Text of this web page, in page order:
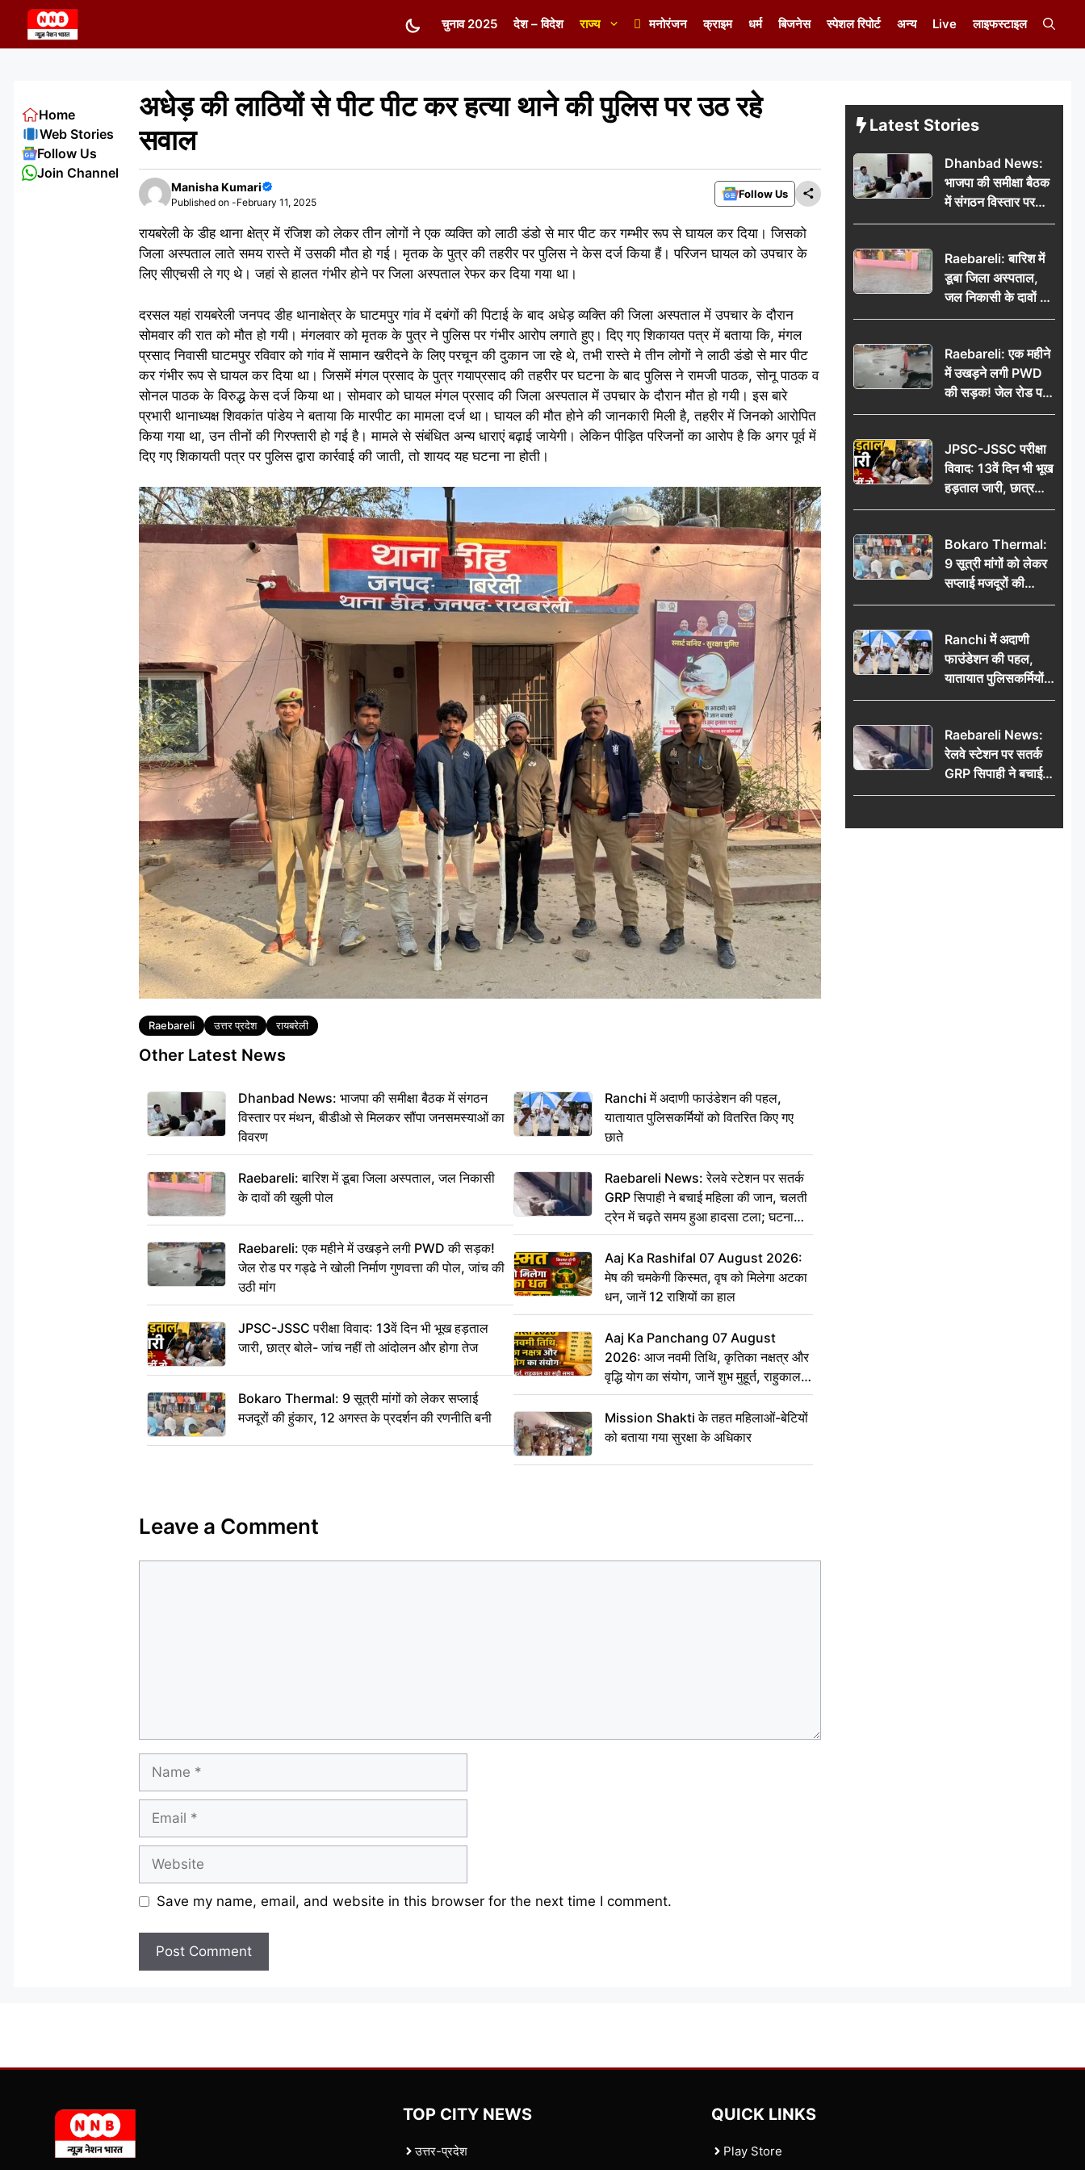
content
चुनाव 2025 देश – विदेश राज्य मनोरंजन क्राइम धर्म बिजनेस स्पेशल रिपोर्ट अन्य Live लाइफस्टाइल
अधेड़ की लाठियों से पीट पीट कर हत्या थाने की पुलिस पर उठ रहे
सवाल
Manisha Kumari
Published on -February 11, 2025
Follow Us
रायबरेली के डीह थाना क्षेत्र में रंजिश को लेकर तीन लोगों ने एक व्यक्ति को लाठी डंडो से मार पीट कर गम्भीर रूप से घायल कर दिया। जिसको
जिला अस्पताल लाते समय रास्ते में उसकी मौत हो गई। मृतक के पुत्र की तहरीर पर पुलिस ने केस दर्ज किया हैं। परिजन घायल को उपचार के
लिए सीएचसी ले गए थे। जहां से हालत गंभीर होने पर जिला अस्पताल रेफर कर दिया गया था।
दरसल यहां रायबरेली जनपद डीह थानाक्षेत्र के घाटमपुर गांव में दबंगों की पिटाई के बाद अधेड़ व्यक्ति की जिला अस्पताल में उपचार के दौरान
सोमवार की रात को मौत हो गयी। मंगलवार को मृतक के पुत्र ने पुलिस पर गंभीर आरोप लगाते हुए। दिए गए शिकायत पत्र में बताया कि, मंगल
प्रसाद निवासी घाटमपुर रविवार को गांव में सामान खरीदने के लिए परचून की दुकान जा रहे थे, तभी रास्ते मे तीन लोगों ने लाठी डंडो से मार पीट
कर गंभीर रूप से घायल कर दिया था। जिसमें मंगल प्रसाद के पुत्र गयाप्रसाद की तहरीर पर घटना के बाद पुलिस ने रामजी पाठक, सोनू पाठक व
सोनल पाठक के विरुद्ध केस दर्ज किया था। सोमवार को घायल मंगल प्रसाद की जिला अस्पताल में उपचार के दौरान मौत हो गयी। इस बारे
प्रभारी थानाध्यक्ष शिवकांत पांडेय ने बताया कि मारपीट का मामला दर्ज था। घायल की मौत होने की जानकारी मिली है, तहरीर में जिनको आरोपित
किया गया था, उन तीनों की गिरफ्तारी हो गई है। मामले से संबंधित अन्य धाराएं बढ़ाई जायेगी। लेकिन पीड़ित परिजनों का आरोप है कि अगर पूर्व में
दिए गए शिकायती पत्र पर पुलिस द्वारा कार्रवाई की जाती, तो शायद यह घटना ना होती।
Tags
Raebareli उत्तर प्रदेश रायबरेली
Other Latest News
Dhanbad News: भाजपा की समीक्षा बैठक में संगठन
विस्तार पर मंथन, बीडीओ से मिलकर सौंपा जनसमस्याओं का
विवरण
Raebareli: बारिश में डूबा जिला अस्पताल, जल निकासी
के दावों की खुली पोल
Raebareli: एक महीने में उखड़ने लगी PWD की सड़क!
जेल रोड पर गड्ढे ने खोली निर्माण गुणवत्ता की पोल, जांच की
उठी मांग
JPSC-JSSC परीक्षा विवाद: 13वें दिन भी भूख हड़ताल
जारी, छात्र बोले- जांच नहीं तो आंदोलन और होगा तेज
Bokaro Thermal: 9 सूत्री मांगों को लेकर सप्लाई
मजदूरों की हुंकार, 12 अगस्त के प्रदर्शन की रणनीति बनी
Ranchi में अदाणी फाउंडेशन की पहल,
यातायात पुलिसकर्मियों को वितरित किए गए
छाते
Raebareli News: रेलवे स्टेशन पर सतर्क
GRP सिपाही ने बचाई महिला की जान, चलती
ट्रेन में चढ़ते समय हुआ हादसा टला; घटना
CCTV में कैद
Aaj Ka Rashifal 07 August 2026:
मेष की चमकेगी किस्मत, वृष को मिलेगा अटका
धन, जानें 12 राशियों का हाल
Aaj Ka Panchang 07 August
2026: आज नवमी तिथि, कृतिका नक्षत्र और
वृद्धि योग का संयोग, जानें शुभ मुहूर्त, राहुकाल
का सही समय
Mission Shakti के तहत महिलाओं-बेटियों
को बताया गया सुरक्षा के अधिकार
Leave a Comment
Name
Email
Website
Save my name, email, and website in this browser for the next time I comment.
Home
Web Stories
Follow Us
Join Channel
Latest Stories
Dhanbad News:
भाजपा की समीक्षा बैठक
में संगठन विस्तार पर
मंथन, बीडीओ से
जनसमस्याओं का विवरण
Raebareli: बारिश में
डूबा जिला अस्पताल,
जल निकासी के दावों की
खुली पोल
Raebareli: एक महीने
में उखड़ने लगी PWD
की सड़क! जेल रोड पर
गड्ढे ने खोली निर्माण
की उठी मांग
JPSC-JSSC परीक्षा
विवाद: 13वें दिन भी भूख
हड़ताल जारी, छात्र
बोले- जांच नहीं तो
Bokaro Thermal:
9 सूत्री मांगों को लेकर
सप्लाई मजदूरों की
हुंकार, 12 अगस्त के
Ranchi में अदाणी
फाउंडेशन की पहल,
यातायात पुलिसकर्मियों
को वितरित किए गए छाते
Raebareli News:
रेलवे स्टेशन पर सतर्क
GRP सिपाही ने बचाई
महिला की जान, चलती
हादसा टला; घटना
TOP CITY NEWS
उत्तर-प्रदेश
QUICK LINKS
Play Store